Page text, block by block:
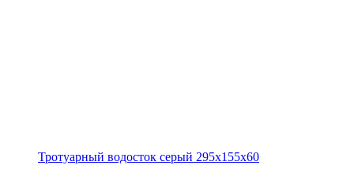
Тротуарный водосток серый 295х155х60